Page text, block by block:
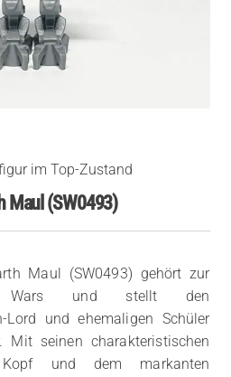
im Top-Zustand
Maul (SW0493)
Maul (SW0493) gehört zur
Wars und stellt den
Lord und ehemaligen Schüler
Mit seinen charakteristischen
und dem markanten